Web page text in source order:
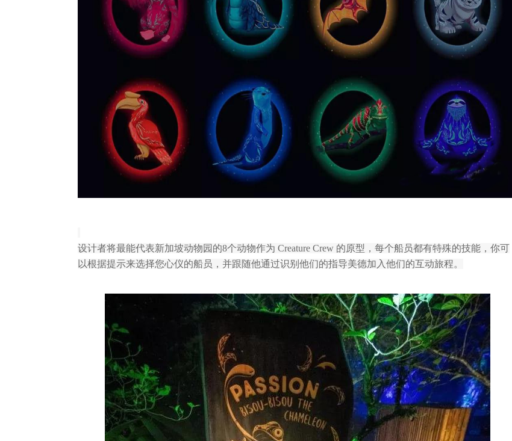
设计者将最能代表新加坡动物园的8个动物作为 Creature Crew 的原型，每个船员都有特殊的技能，你可
以根据提示来选择您心仪的船员，并跟随他通过识别他们的指导美德加入他们的互动旅程。